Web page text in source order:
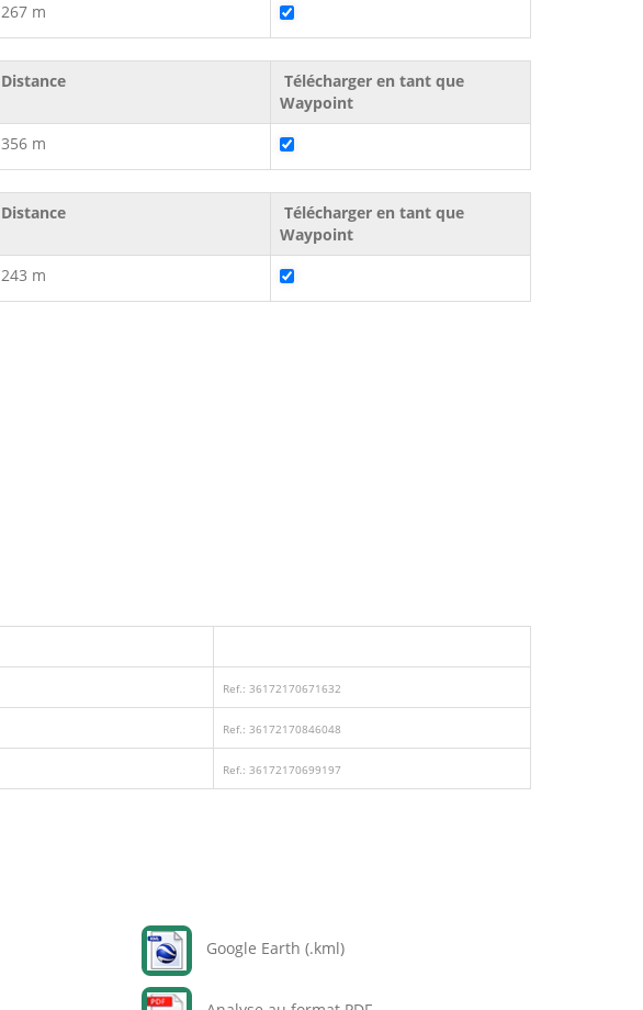
267 m
Distance
Télécharger en tant que
Waypoint
356 m
Distance
Télécharger en tant que
Waypoint
243 m
Ref.: 36172170671632
Ref.: 36172170846048
Ref.: 36172170699197
Google Earth (.kml)